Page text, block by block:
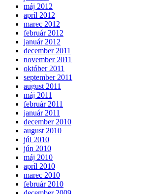
máj 2012
apríl 2012
marec 2012
február 2012
január 2012
december 2011
november 2011
október 2011
september 2011
august 2011
máj 2011
február 2011
január 2011
december 2010
august 2010
júl 2010
jún 2010
máj 2010
apríl 2010
marec 2010
február 2010